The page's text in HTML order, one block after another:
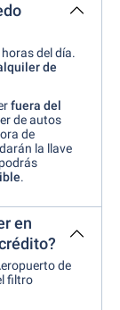
del día.
de
fuera del
de autos
de
la llave
.
en
de
filtro